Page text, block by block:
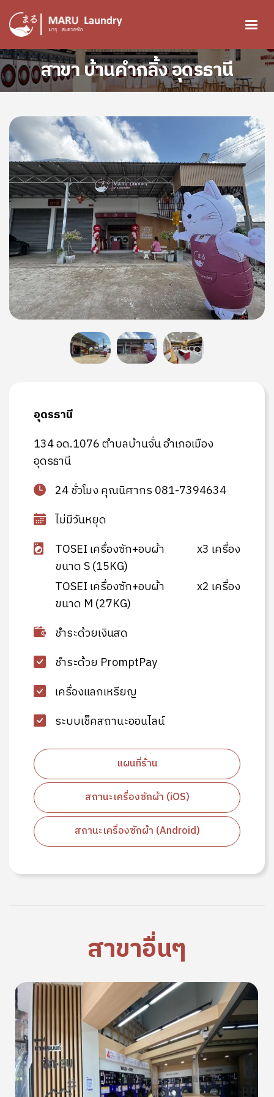
ข้ามไปยังเนื้อหาหลัก
สาขา บ้านคำกลิ้ง อุดรธานี
Image
Image
Image
Image
อุดรธานี
134 อด.1076 ตำบลบ้านจั่น อำเภอเมือง
อุดรธานี
24 ชั่วโมง คุณนิศากร 081-7394634
ไม่มีวันหยุด
TOSEI เครื่องซัก+อบผ้า
ขนาด S (15KG)
x3 เครื่อง
TOSEI เครื่องซัก+อบผ้า
ขนาด M (27KG)
x2 เครื่อง
ชำระด้วยเงินสด
ชำระด้วย PromptPay
เครื่องแลกเหรียญ
ระบบเช็คสถานะออนไลน์
แผนที่ร้าน
สถานะเครื่องซักผ้า (iOS)
สถานะเครื่องซักผ้า (Android)
สาขาอื่นๆ